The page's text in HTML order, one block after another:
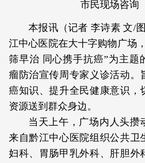
市民现场咨询
本报讯（记者 李诗素 文/
江中心医院在大十字购物广场
筛早治 同心携手抗癌”为主题
瘤防治宣传周专家义诊活动。
癌知识、提升全民健康意识，
资源送到群众身边。
当天上午，广场内人头攒
来自黔江中心医院组织公共卫
妇科、胃肠甲乳外科、肝胆外